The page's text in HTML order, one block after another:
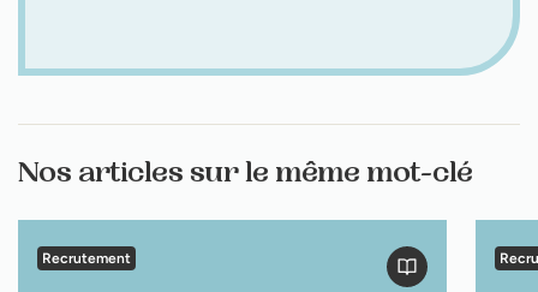
Nos articles sur le même mot-clé
Recrutement